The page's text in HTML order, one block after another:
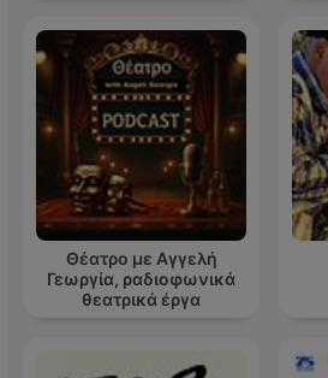
Θέατρο με Αγγελή
Γεωργία, ραδιοφωνικά
θεατρικά έργα